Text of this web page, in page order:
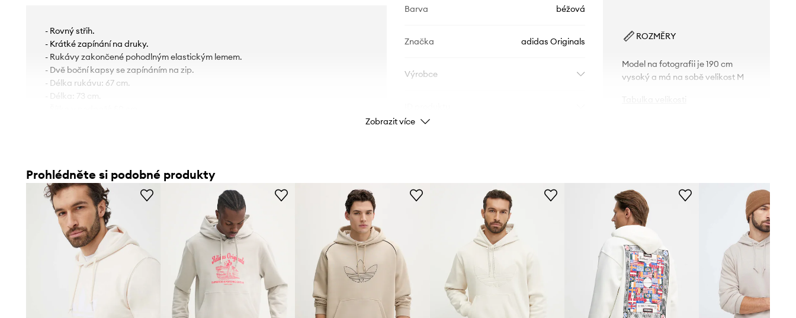
- Rovný střih.
- Krátké zapínání na druky.
- Rukávy zakončené pohodlným elastickým lemem.
- Dvě boční kapsy se zapínáním na zip.
- Délka rukávu: 67 cm.
- Délka: 73 cm.
Barva béžová
Značka adidas Originals
Výrobce
ROZMĚRY
Model na fotografii je 190 cm
vysoký a má na sobě velikost M
Zobrazit více
Prohlédněte si podobné produkty